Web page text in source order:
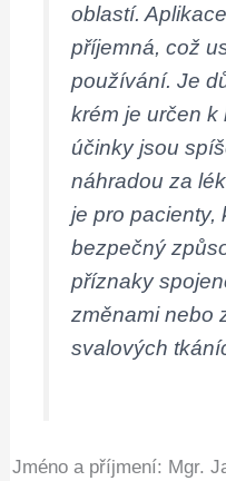
oblastí.
příjemná, což
používání. Je
krém je určen k
účinky jsou
náhradou za
je pro pacienty,
bezpečný
příznaky
změnami nebo
svalových
Jméno a příjmení: Mgr.